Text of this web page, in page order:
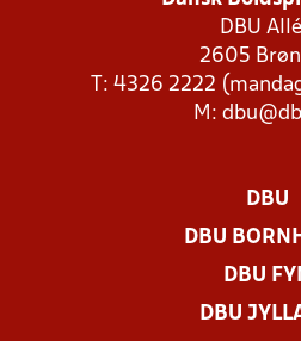
DBU Allé
2605
T: 4326 2222
M:
DBU
DBU
DBU
DBU